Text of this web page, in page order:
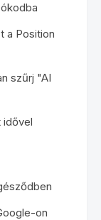
a Position
szűrj "AI
idővel
on